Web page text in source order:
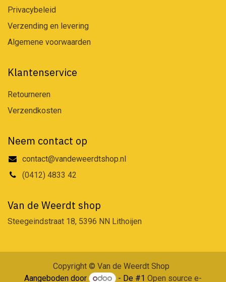
Privacybeleid
Verzending en levering
Algemene voorwaarden
Klantenservice
Retourneren
Verzendkosten
Neem contact op
contact@vandeweerdtshop.nl
(0412) 4833 42
Van de Weerdt shop
Steegeindstraat 18, 5396 NN Lithoijen
Copyright © Van de Weerdt Shop
Aangeboden door
- De #1Open source e-